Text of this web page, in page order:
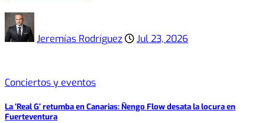
Jeremías Rodríguez Jul 23, 2026
Conciertos y eventos
La ‘Real G’ retumba en Canarias: Ñengo Flow desata la locura en
Fuerteventura